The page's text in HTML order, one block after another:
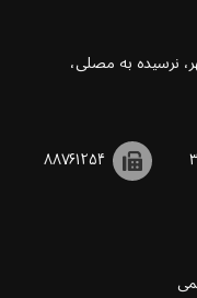
نرسیده به مصلی،
۸۸۷۶۱۲۵۴